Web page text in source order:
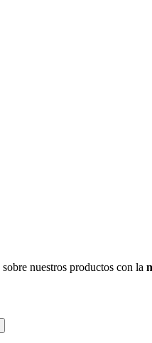
nuestros productos con la